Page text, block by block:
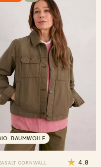
BAUMWOLLE
CORNWALL 4.8